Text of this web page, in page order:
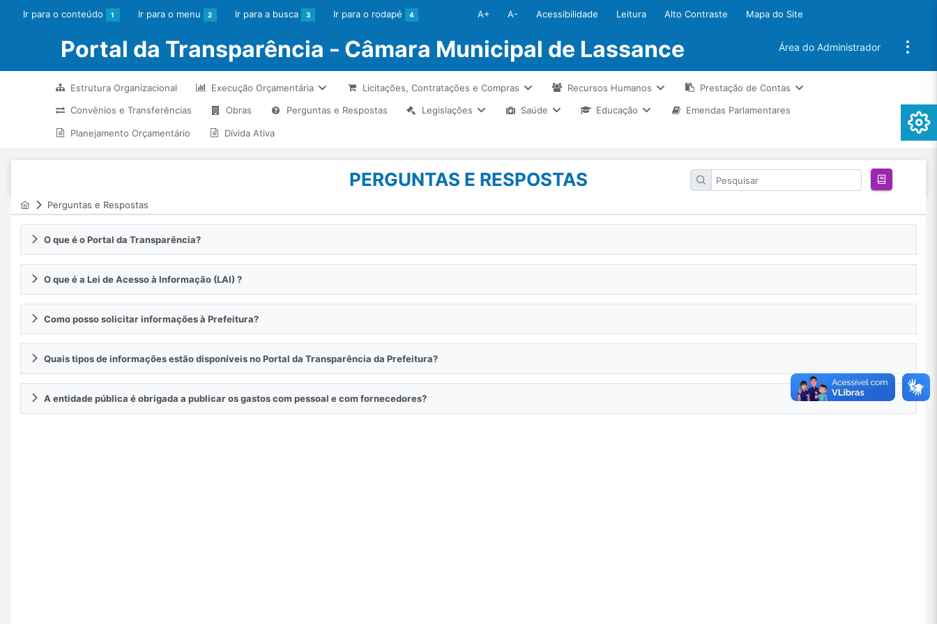
Ir para o conteúdo 1 Ir para o menu 2 Ir para a busca 3 Ir para o rodapé 4 A+ A- Acessibilidade Leitura Alto Contraste Mapa do Site
Portal da Transparência - Câmara Municipal de Lassance Área do Administrador
Estrutura Organizacional Execução Orçamentária Licitações, Contratações e Compras Recursos Humanos Prestação de Contas
Convênios e Transferências Obras Perguntas e Respostas Legislações Saúde Educação Emendas Parlamentares
Planejamento Orçamentário Dívida Ativa
PERGUNTAS E RESPOSTAS
Perguntas e Respostas
O que é o Portal da Transparência?
O que é a Lei de Acesso à Informação (LAI) ?
Como posso solicitar informações à Prefeitura?
Quais tipos de informações estão disponíveis no Portal da Transparência da Prefeitura?
A entidade pública é obrigada a publicar os gastos com pessoal e com fornecedores?